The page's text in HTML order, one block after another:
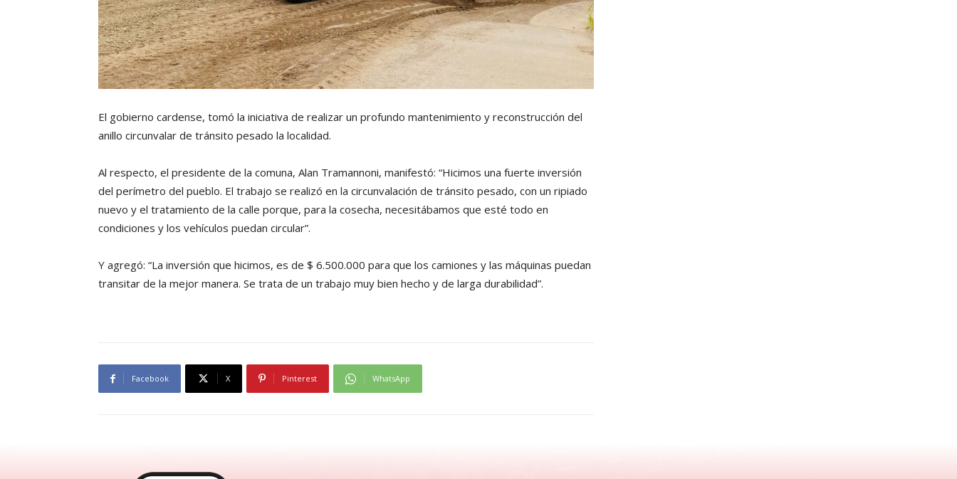
El gobierno cardense, tomó la iniciativa de realizar un profundo mantenimiento y reconstrucción del
anillo circunvalar de tránsito pesado la localidad.
Al respecto, el presidente de la comuna, Alan Tramannoni, manifestó: “Hicimos una fuerte inversión
del perímetro del pueblo. El trabajo se realizó en la circunvalación de tránsito pesado, con un ripiado
nuevo y el tratamiento de la calle porque, para la cosecha, necesitábamos que esté todo en
condiciones y los vehículos puedan circular”.
Y agregó: “La inversión que hicimos, es de $ 6.500.000 para que los camiones y las máquinas puedan
transitar de la mejor manera. Se trata de un trabajo muy bien hecho y de larga durabilidad”.
Facebook X Pinterest WhatsApp